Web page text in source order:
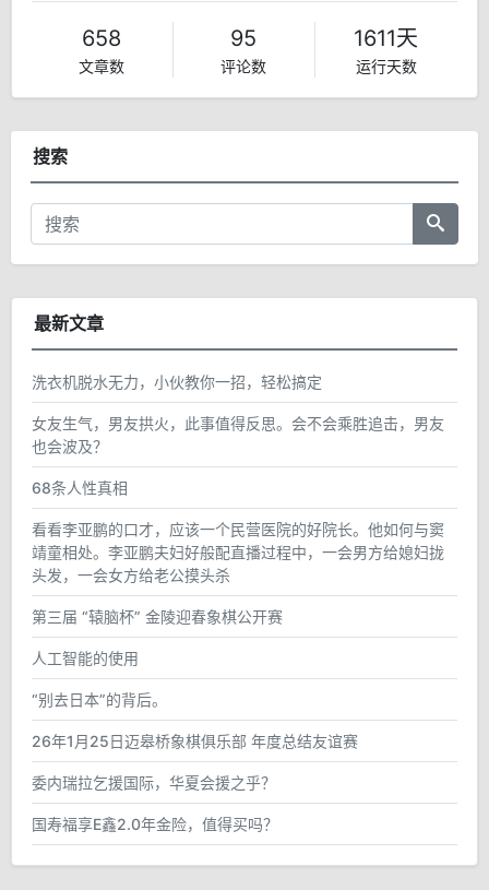
658
文章数
95
评论数
1611天
运行天数
搜索
最新文章
洗衣机脱水无力，小伙教你一招，轻松搞定
女友生气，男友拱火，此事值得反思。会不会乘胜追击，男友
也会波及？
68条人性真相
看看李亚鹏的口才，应该一个民营医院的好院长。他如何与窦
靖童相处。李亚鹏夫妇好般配直播过程中，一会男方给媳妇拢
头发，一会女方给老公摸头杀
第三届 “辕脑杯” 金陵迎春象棋公开赛
人工智能的使用
“别去日本”的背后。
26年1月25日迈皋桥象棋俱乐部 年度总结友谊赛
委内瑞拉乞援国际，华夏会援之乎？
国寿福享E鑫2.0年金险，值得买吗？